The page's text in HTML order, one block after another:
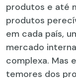
produtos e até
produtos
em cada país,
mercado
complexa. Mas
temores dos